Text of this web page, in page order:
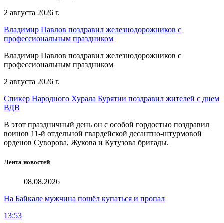
2 августа 2026 г.
Владимир Павлов поздравил железнодорожников с
профессиональным праздником
Владимир Павлов поздравил железнодорожников с
профессиональным праздником
2 августа 2026 г.
Спикер Народного Хурала Бурятии поздравил жителей с днем
ВДВ
В этот праздничный день он с особой гордостью поздравил
воинов 11-й отдельной гвардейской десантно-штурмовой
орденов Суворова, Жукова и Кутузова бригады.
Лента новостей
08.08.2026
На Байкале мужчина пошёл купаться и пропал
13:53